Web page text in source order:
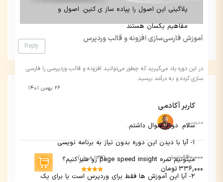
آموزش فارسی‌سازی افزونه‌ و قالب‌ وردپرس
در این دوره یاد می‌گیرید که چطور می‌توانید افزونه و قالب وردپرسی را فارسی
سازی کرده و به درآمد برسید.
مدرسین:
840,000 تومان
336,000 تومان
(1134 فروش)
Reply
پلاگینی این اصول را پیاده ساز ی کنین. اصول و
مفاهیم یکسان هستند
کاربر آکادمی
۲۶ بهمن ۱۴۰۱
سلام. دو تا سوال داشتم.
۱- آیا با دیدن این دوره بدون نیاز به برنامه نویسی
میتونیم نمره page speed insight رو سبز کنیم؟
۲- آیا این آموزش ها فقط برای وردپرس است یا برای یک